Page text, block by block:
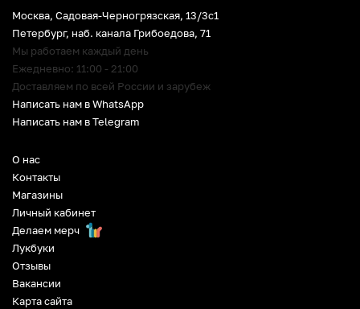
О нас
Контакты
Магазины
Личный кабинет
Делаем мерч
Лукбуки
Отзывы
Вакансии
Карта сайта
Москва, Садовая-Черногрязская, 13/3c1
Петербург, наб. канала Грибоедова, 71
Мы работаем каждый день
Ежедневно: 11:00 - 21:00
Доставляем по всей России и зарубеж
Написать нам в WhatsApp
Написать нам в Telegram